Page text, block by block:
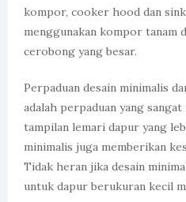
kompor, cooker hood dan
menggunakan kompor tanam
cerobong yang besar.
Perpaduan desain minimalis
adalah perpaduan yang
tampilan lemari dapur yang
minimalis juga memberikan
Tidak heran jika desain
untuk dapur berukuran kecil